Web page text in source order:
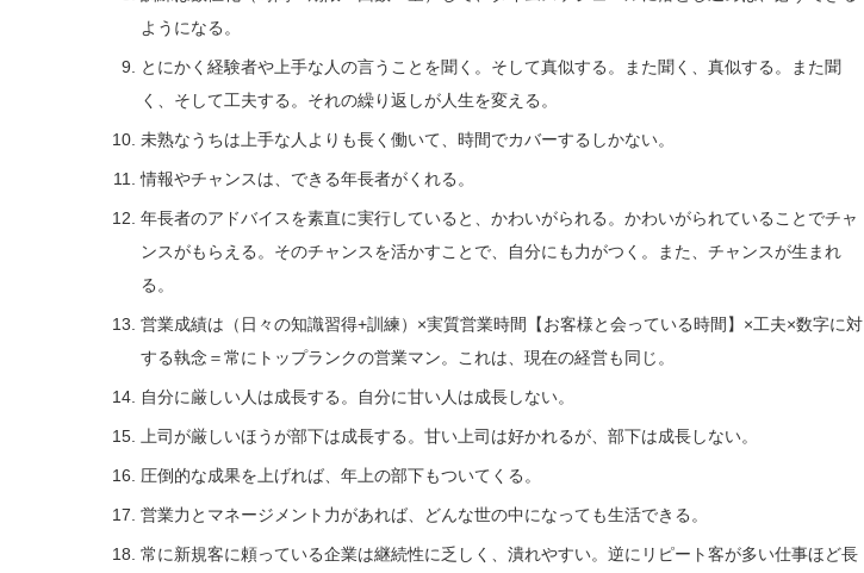
ようになる。
とにかく経験者や上手な人の言うことを聞く。そして真似する。また聞く、真似する。また聞
く、そして工夫する。それの繰り返しが人生を変える。
未熟なうちは上手な人よりも長く働いて、時間でカバーするしかない。
情報やチャンスは、できる年長者がくれる。
年長者のアドバイスを素直に実行していると、かわいがられる。かわいがられていることでチャ
ンスがもらえる。そのチャンスを活かすことで、自分にも力がつく。また、チャンスが生まれ
る。
営業成績は（日々の知識習得+訓練）×実質営業時間【お客様と会っている時間】×工夫×数字に対
する執念＝常にトップランクの営業マン。これは、現在の経営も同じ。
自分に厳しい人は成長する。自分に甘い人は成長しない。
上司が厳しいほうが部下は成長する。甘い上司は好かれるが、部下は成長しない。
圧倒的な成果を上げれば、年上の部下もついてくる。
営業力とマネージメント力があれば、どんな世の中になっても生活できる。
常に新規客に頼っている企業は継続性に乏しく、潰れやすい。逆にリピート客が多い仕事ほど長